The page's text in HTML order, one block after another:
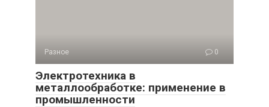
Разное 0
Электротехника в
металлообработке: применение в
промышленности